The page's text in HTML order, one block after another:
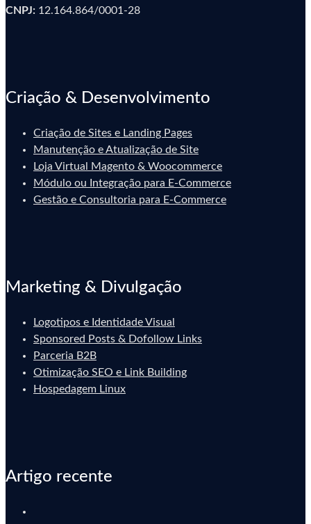
CNPJ: 12.164.864/0001-28
Criação & Desenvolvimento
Criação de Sites e Landing Pages
Manutenção e Atualização de Site
Loja Virtual Magento & Woocommerce
Módulo ou Integração para E-Commerce
Gestão e Consultoria para E-Commerce
Marketing & Divulgação
Logotipos e Identidade Visual
Sponsored Posts & Dofollow Links
Parceria B2B
Otimização SEO e Link Building
Hospedagem Linux
Artigo recente